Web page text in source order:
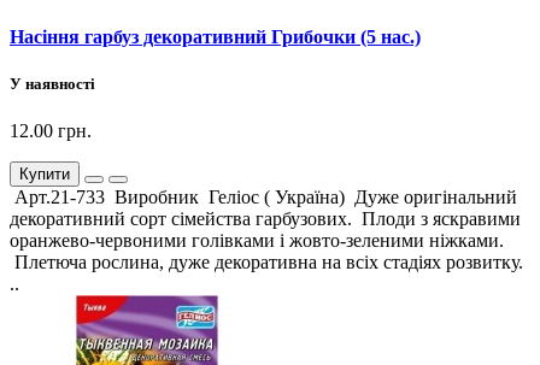
Насіння гарбуз декоративний Грибочки (5 нас.)
У наявності
12.00 грн.
Купити
Арт.21-733 Виробник Геліос ( Україна) Дуже оригінальний
декоративний сорт сімейства гарбузових. Плоди з яскравими
оранжево-червоними голівками і жовто-зеленими ніжками.
Плетюча рослина, дуже декоративна на всіх стадіях розвитку.
..